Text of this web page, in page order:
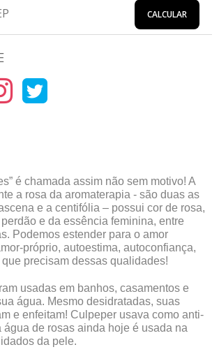
CALCULAR
é chamada assim não sem motivo! A
a rosa da aromaterapia - são duas as
e a centifólia – possui cor de rosa,
e da essência feminina, entre
Podemos estender para o amor
próprio, autoestima, autoconfiança,
precisam dessas qualidades!
usadas em banhos, casamentos e
água. Mesmo desidratadas, suas
e enfeitam! Culpeper usava como anti-
água de rosas ainda hoje é usada na
da pele.